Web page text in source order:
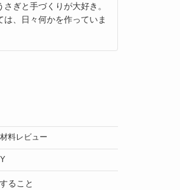
ぎと手づくりが大好き。
は、日々何かを作っていま
料レビュー
ること